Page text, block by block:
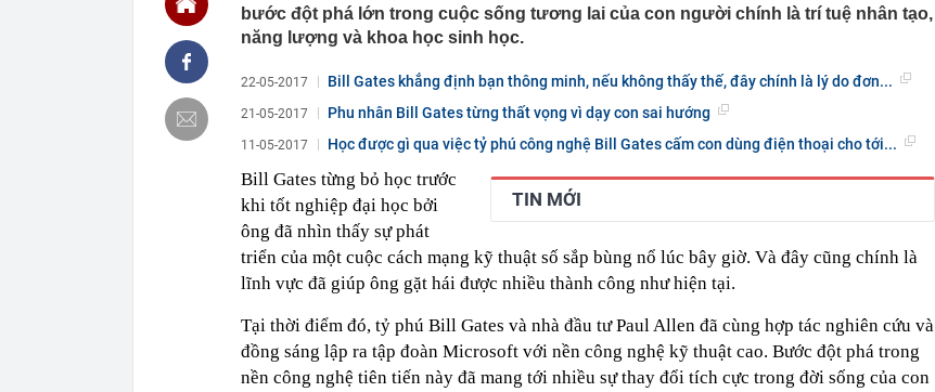
20:43
Ukraine tăng tốc, Nga không đứng yên: Cuộc đua ai nhanh hơn đang
diễn ra ở một mặt trận khác
20:38
Tập đoàn Mường Thanh của ông Lê Thanh Thản vừa công bố thay đổi
lớn
Doanh nghiệp bảo hiểm đầu tư cổ phiếu lãi, lỗ ra sao?
đúng nhưng chưa chắc tốt
20:32
Bán ròng 600 tỷ đồng trong phiên cuối tuần, tự doanh CTCK "xả" mã
nào mạnh nhất?
20:29
Cờ Nga kéo lên ở Chernigovka, 5 lữ đoàn Kiev rút lui - Hàng trăm tên
lửa không thể tới Ukraine sau tuyên bố từ ông Trump
giúp kiện tỳ
20:22
Trung Quốc lại khiến "dân đào đường" thế giới thán phục với cỗ máy
chưa từng có, sở hữu hai công nghệ cực độc
bước đột phá lớn trong cuộc sống tương lai của con người chính là trí tuệ nhân tạo,
năng lượng và khoa học sinh học.
22-05-2017 Bill Gates khẳng định bạn thông minh, nếu không thấy thế, đây chính là lý do đơn...
21-05-2017 Phu nhân Bill Gates từng thất vọng vì dạy con sai hướng
11-05-2017 Học được gì qua việc tỷ phú công nghệ Bill Gates cấm con dùng điện thoại cho tới...
TIN MỚI
Bill Gates từng bỏ học trước
khi tốt nghiệp đại học bởi
ông đã nhìn thấy sự phát
triển của một cuộc cách mạng kỹ thuật số sắp bùng nổ lúc bây giờ. Và đây cũng chính là
lĩnh vực đã giúp ông gặt hái được nhiều thành công như hiện tại.
Tại thời điểm đó, tỷ phú Bill Gates và nhà đầu tư Paul Allen đã cùng hợp tác nghiên cứu và
đồng sáng lập ra tập đoàn Microsoft với nền công nghệ kỹ thuật cao. Bước đột phá trong
nền công nghệ tiên tiến này đã mang tới nhiều sự thay đổi tích cực trong đời sống của con